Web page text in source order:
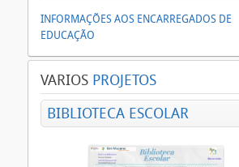
INFORMAÇÕES AOS ENCARREGADOS DE
EDUCAÇÃO
VARIOS PROJETOS
BIBLIOTECA ESCOLAR